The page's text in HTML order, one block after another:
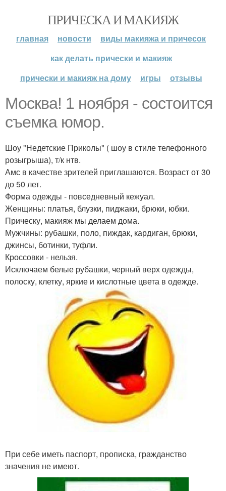
ПРИЧЕСКА И МАКИЯЖ
главная новости
виды макияжа и причесок
как делать прически и макияж
прически и макияж на дому
игры отзывы
Москва! 1 ноября - состоится
съемка юмор.
Шоу "Недетские Приколы" ( шоу в стиле телефонного
розыгрыша), т/к нтв.
Амс в качестве зрителей приглашаются. Возраст от 30
до 50 лет.
Форма одежды - повседневный кежуал.
Женщины: платья, блузки, пиджаки, брюки, юбки.
Прическу, макияж мы делаем дома.
Мужчины: рубашки, поло, пиждак, кардиган, брюки,
джинсы, ботинки, туфли.
Кроссовки - нельзя.
Исключаем белые рубашки, черный верх одежды,
полоску, клетку, яркие и кислотные цвета в одежде.
При себе иметь паспорт, прописка, гражданство
значения не имеют.